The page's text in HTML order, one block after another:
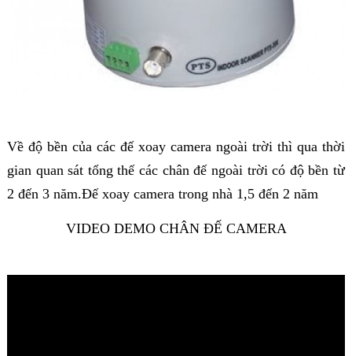
Về độ bền của các đế xoay camera ngoài trời thì qua thời
gian quan sát tổng thế các chân đế ngoài trời có độ bền từ
2 đến 3 năm.Đế xoay camera trong nhà 1,5 đến 2 năm
VIDEO DEMO CHÂN ĐẾ CAMERA